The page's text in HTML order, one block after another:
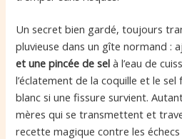
Un secret bien gardé, toujours
pluvieuse dans un gîte normand :
et une pincée de sel à l’eau de
l’éclatement de la coquille et le
blanc si une fissure survient.
mères qui se transmettent et
recette magique contre les